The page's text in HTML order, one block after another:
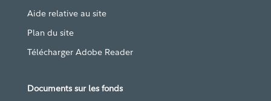
Aide relative au site
Plan du site
Télécharger Adobe Reader
Documents sur les fonds